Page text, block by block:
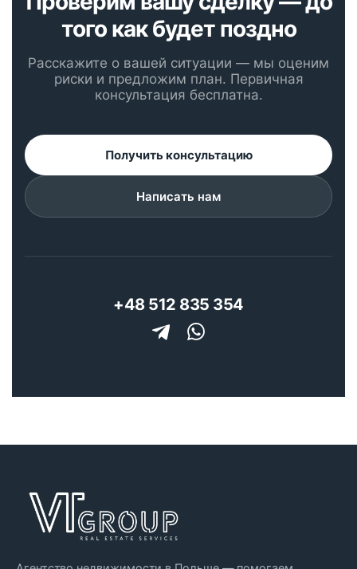
того как будет поздно
Расскажите о вашей ситуации — мы оценим
риски и предложим план. Первичная
консультация бесплатна.
Получить консультацию
Написать нам
+48 512 835 354